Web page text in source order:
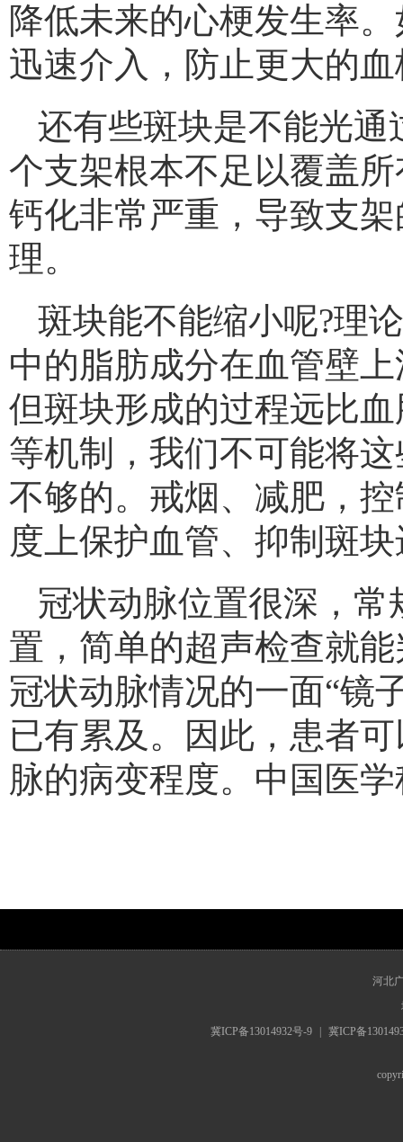
降低未来的心梗发生率
迅速介入，防止更大的
还有些斑块是不能光
个支架根本不足以覆盖
钙化非常严重，导致支
理。
斑块能不能缩小呢?理
中的脂肪成分在血管壁
但斑块形成的过程远比
等机制，我们不可能将
不够的。戒烟、减肥，
度上保护血管、抑制斑
冠状动脉位置很深，
置，简单的超声检查就
冠状动脉情况的一面“镜
已有累及。因此，患者
脉的病变程度。中国医
河北
冀ICP备13014932号-9
冀ICP备